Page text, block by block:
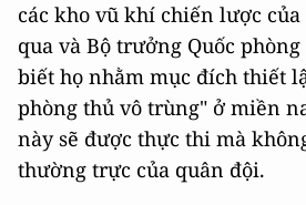
các kho vũ khí chiến lược
qua và Bộ trưởng Quốc
biết họ nhằm mục đích thiết
phòng thủ vô trùng" ở miền
này sẽ được thực thi mà
thường trực của quân đội.